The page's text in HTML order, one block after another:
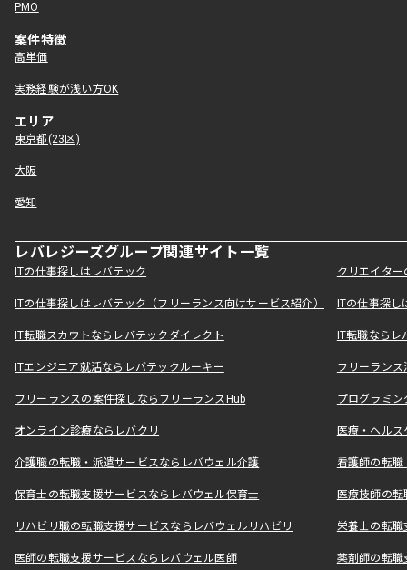
PMO
案件特徴
高単価
実務経験が浅い方OK
エリア
東京都(23区)
大阪
愛知
レバレジーズグループ関連サイト一覧
ITの仕事探しはレバテック クリエイタ
ITの仕事探しはレバテック（フリーランス向けサービス紹介） ITの仕事探
IT転職スカウトならレバテックダイレクト IT転職なら
ITエンジニア就活ならレバテックルーキー フリーラン
フリーランスの案件探しならフリーランスHub プログラミ
オンライン診療ならレバクリ 医療・ヘル
介護職の転職・派遣サービスならレバウェル介護 看護師の転
保育士の転職支援サービスならレバウェル保育士 医療技師の
リハビリ職の転職支援サービスならレバウェルリハビリ 栄養士の転
医師の転職支援サービスならレバウェル医師 薬剤師の転